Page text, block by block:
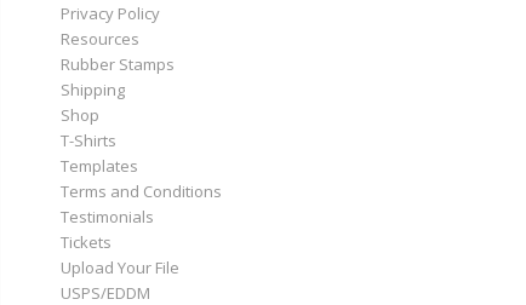
Privacy Policy
Resources
Rubber Stamps
Shipping
Shop
T-Shirts
Templates
Terms and Conditions
Testimonials
Tickets
Upload Your File
USPS/EDDM